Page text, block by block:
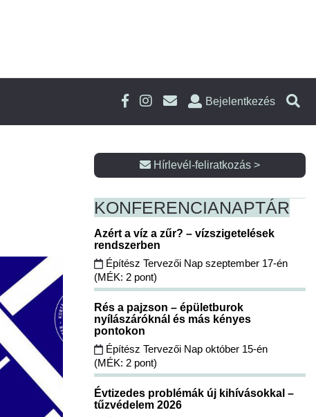
Bejelentkezés
Hírlevél-feliratkozás >
KONFERENCIANAPTÁR
Azért a víz a zűr? – vízszigetelések
rendszerben
Építész Tervezői Nap szeptember 17-én
(MÉK: 2 pont)
Rés a pajzson – épületburok
nyílászáróknál és más kényes
pontokon
Építész Tervezői Nap október 15-én
(MÉK: 2 pont)
Évtizedes problémák új kihívásokkal –
tűzvédelem 2026